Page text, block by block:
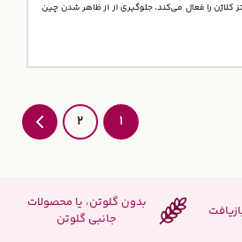
کلاژن را فعال می‌کند، جلوگیری از از ظاهر شدن چین
1
2
بدون گلوتن، یا محصولات
جانبی گلوتن